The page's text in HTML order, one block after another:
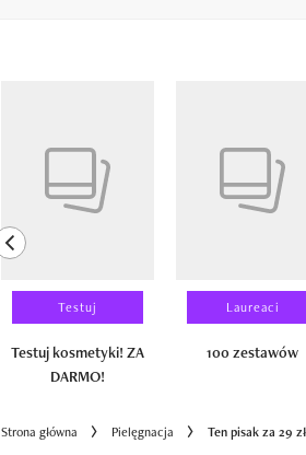
previous element
Testuj
Testuj kosmetyki! ZA
DARMO!
Laureaci
100 zestawów
Strona główna Pielęgnacja Ten pisak za 29